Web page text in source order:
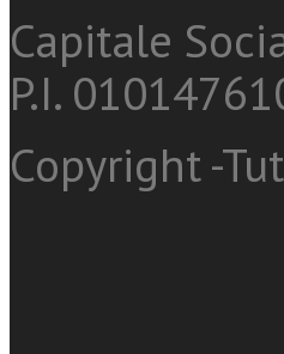
Capitale
P.I.
Copyright -